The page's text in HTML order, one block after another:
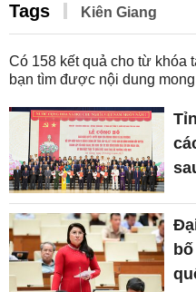
Tags Kiên Giang
Có 158 kết quả cho từ khóa
bạn tìm được nội dung